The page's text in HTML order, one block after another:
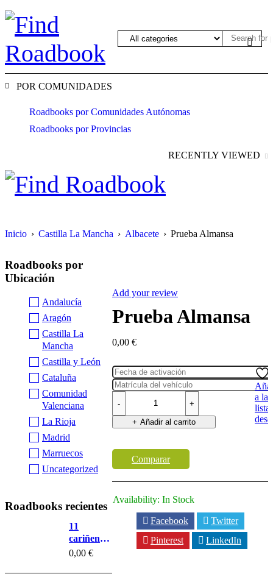
POR COMUNIDADES
Roadbooks por Comunidades Autónomas
Roadbooks por Provincias
RECENTLY VIEWED
Inicio › Castilla La Mancha › Albacete › Prueba Almansa
Roadbooks por
Ubicación
Andalucía
Aragón
Castilla La
Mancha
Castilla y León
Cataluña
Comunidad
Valenciana
La Rioja
Madrid
Marruecos
Uncategorized
Roadbooks recientes
11
cariñena
Belchite
0,00 €
Add your review
Prueba Almansa
0,00 €
Almansa
cantidadAñadir al carrito
a la
lista
Comparar
Availability: In Stock
Facebook
Twitter
Pinterest
LinkedIn